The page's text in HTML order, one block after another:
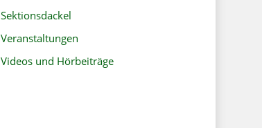
Sektionsdackel
Veranstaltungen
Videos und Hörbeiträge